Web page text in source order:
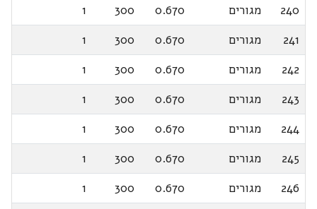
240
מגורים 0.670
300
1
241
מגורים 0.670
300
1
242
מגורים 0.670
300
1
243
מגורים 0.670
300
1
244
מגורים 0.670
300
1
245
מגורים 0.670
300
1
246
מגורים 0.670
300
1